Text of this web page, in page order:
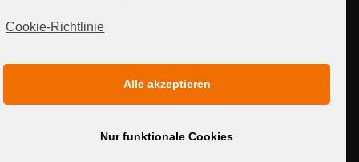
MEDIADATEN
Cookie-Richtlinie
Alle akzeptieren
Nur funktionale Cookies